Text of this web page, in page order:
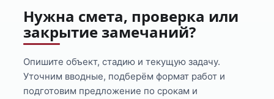
Нужна смета, проверка или
закрытие замечаний?
Опишите объект, стадию и текущую задачу.
Уточним вводные, подберём формат работ и
подготовим предложение по срокам и